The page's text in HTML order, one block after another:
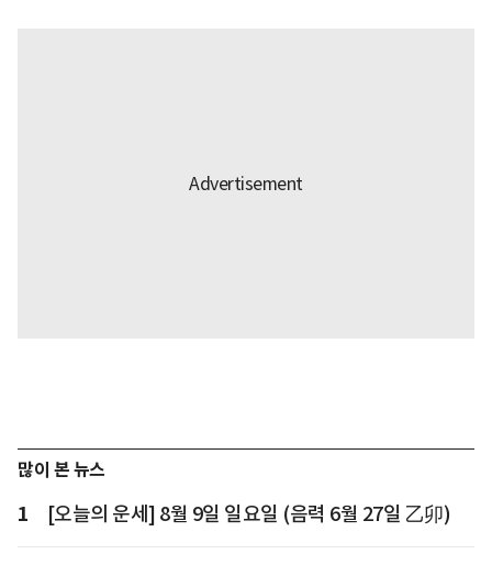
많이 본 뉴스
1 [오늘의 운세] 8월 9일 일요일 (음력 6월 27일 乙卯)